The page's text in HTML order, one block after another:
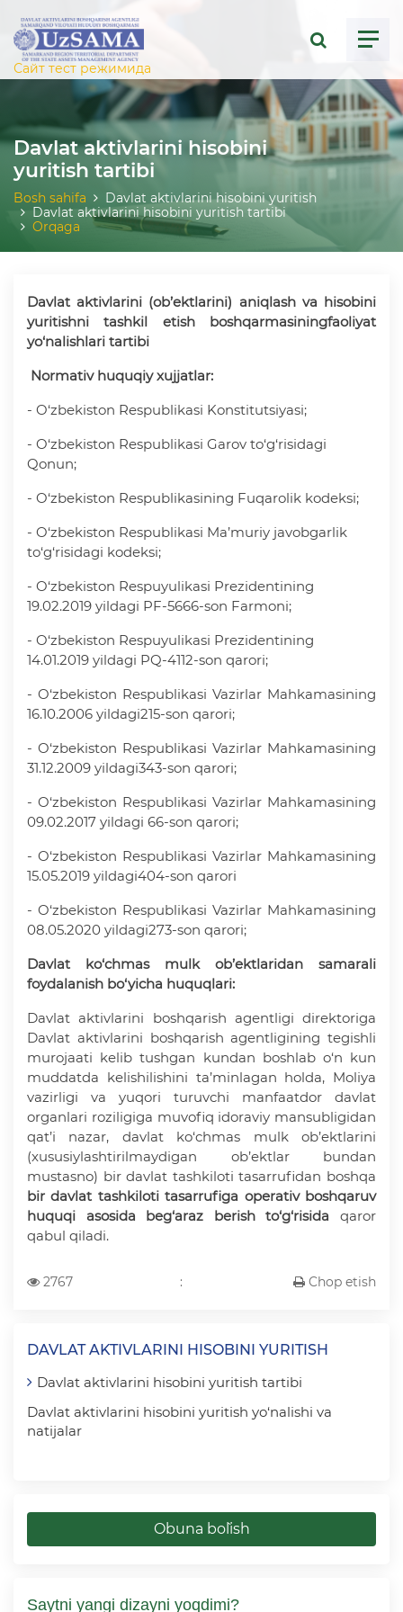
menu
Сайт тест режимида
Davlat aktivlarini hisobini
yuritish tartibi
Bosh sahifa
Davlat aktivlarini hisobini yuritish
Davlat aktivlarini hisobini yuritish tartibi
Orqaga
Davlat aktivlarini (ob’ektlarini) aniqlash va hisobini
yuritishni tashkil etish boshqarmasiningfaoliyat
yo‘nalishlari tartibi
Normativ huquqiy xujjatlar:
- O‘zbekiston Respublikasi Konstitutsiyasi;
- O‘zbekiston Respublikasi Garov to‘g‘risidagi
Qonun;
- O‘zbekiston Respublikasining Fuqarolik kodeksi;
- O‘zbekiston Respublikasi Ma’muriy javobgarlik
to‘g‘risidagi kodeksi;
- O‘zbekiston Respuyulikasi Prezidentining
19.02.2019 yildagi PF-5666-son Farmoni;
- O‘zbekiston Respuyulikasi Prezidentining
14.01.2019 yildagi PQ-4112-son qarori;
- O‘zbekiston Respublikasi Vazirlar Mahkamasining
16.10.2006 yildagi215-son qarori;
- O‘zbekiston Respublikasi Vazirlar Mahkamasining
31.12.2009 yildagi343-son qarori;
- O‘zbekiston Respublikasi Vazirlar Mahkamasining
09.02.2017 yildagi 66-son qarori;
- O‘zbekiston Respublikasi Vazirlar Mahkamasining
15.05.2019 yildagi404-son qarori
- O‘zbekiston Respublikasi Vazirlar Mahkamasining
08.05.2020 yildagi273-son qarori;
Davlat ko‘chmas mulk ob’ektlaridan samarali
foydalanish bo‘yicha huquqlari:
Davlat aktivlarini boshqarish agentligi direktoriga
Davlat aktivlarini boshqarish agentligining tegishli
murojaati kelib tushgan kundan boshlab o‘n kun
muddatda kelishilishini ta’minlagan holda, Moliya
vazirligi va yuqori turuvchi manfaatdor davlat
organlari roziligiga muvofiq idoraviy mansubligidan
qat’i nazar, davlat ko‘chmas mulk ob’ektlarini
(xususiylashtirilmaydigan ob’ektlar bundan
mustasno) bir davlat tashkiloti tasarrufidan boshqa
bir davlat tashkiloti tasarrufiga operativ boshqaruv
huquqi asosida beg‘araz berish to‘g‘risida qaror
qabul qiladi.
2767 : Chop etish
DAVLAT AKTIVLARINI HISOBINI YURITISH
Davlat aktivlarini hisobini yuritish tartibi
Davlat aktivlarini hisobini yuritish yo‘nalishi va
natijalar
Obuna bo`lish
Saytni yangi dizayni yoqdimi?